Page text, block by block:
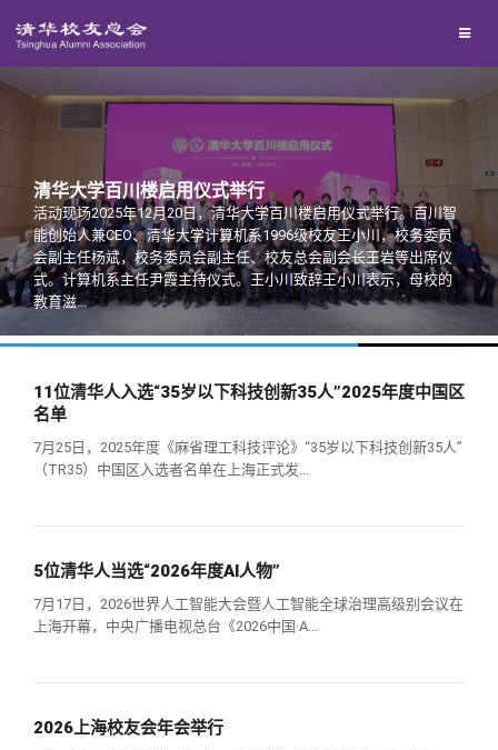
地区联络
年级联络
院系校友工作
专业委员会
回馈母校
捐赠项目
捐赠新闻
捐赠纪事
媒体平台
《清华校友通讯》
《水木清华》
百年清华
清华人物
校友讲坛
校友视界
校友服务
实用信息
总会章程
理事会名单
清华大学百川楼启用仪式举行
活动现场2025年12月20日，清华大学百川楼启用仪式举行。百川智
能创始人兼CEO、清华大学计算机系1996级校友王小川，校务委员
会副主任杨斌，校务委员会副主任、校友总会副会长王岩等出席仪
式。计算机系主任尹霞主持仪式。王小川致辞王小川表示，母校的
教育滋...
11位清华人入选“35岁以下科技创新35人”2025年度中国区
名单
7月25日，2025年度《麻省理工科技评论》“35岁以下科技创新35人”
（TR35）中国区入选者名单在上海正式发...
5位清华人当选“2026年度AI人物”
7月17日，2026世界人工智能大会暨人工智能全球治理高级别会议在
上海开幕，中央广播电视总台《2026中国·A...
2026上海校友会年会举行